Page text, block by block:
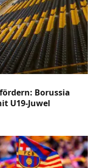
Borussia
U19-Juwel